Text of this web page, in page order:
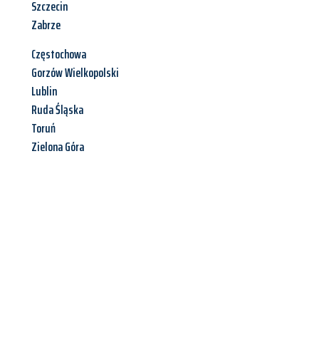
Szczecin
Zabrze
Częstochowa
Gorzów Wielkopolski
Lublin
Ruda Śląska
Toruń
Zielona Góra